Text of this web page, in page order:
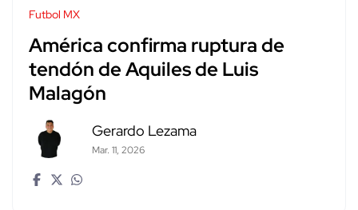
Futbol MX
América confirma ruptura de
tendón de Aquiles de Luis
Malagón
Gerardo Lezama
Mar. 11, 2026